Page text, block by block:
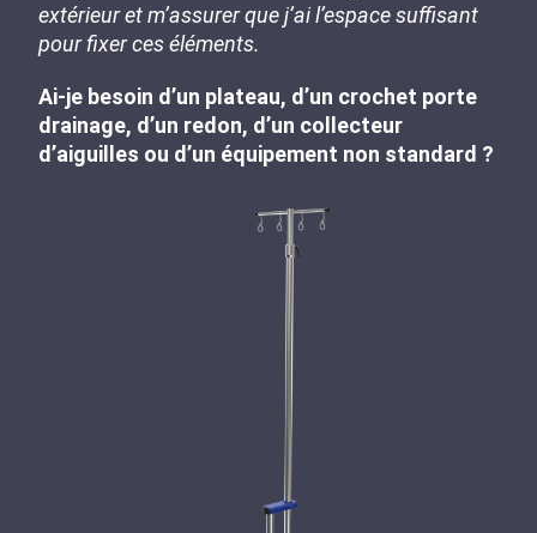
extérieur et m’assurer que j’ai l’espace suffisant
pour fixer ces éléments.
Ai-je besoin d’un plateau, d’un crochet porte
drainage, d’un redon, d’un collecteur
d’aiguilles ou d’un équipement non standard ?